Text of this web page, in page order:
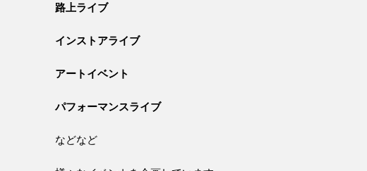
路上ライブ
インストアライブ
アートイベント
パフォーマンスライブ
などなど